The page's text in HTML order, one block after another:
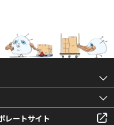
レートサイト